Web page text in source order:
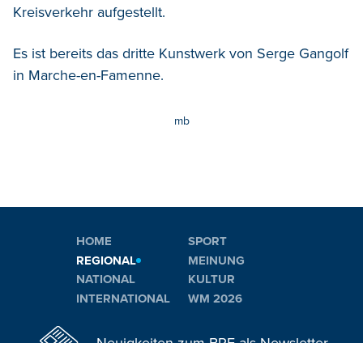
Kreisverkehr aufgestellt.
Es ist bereits das dritte Kunstwerk von Serge Gangolf
in Marche-en-Famenne.
mb
HOME
REGIONAL
NATIONAL
INTERNATIONAL
SPORT
MEINUNG
KULTUR
WM 2026